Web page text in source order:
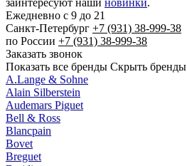
заинтересуют наши новинки.
Ежедневно с 9 до 21
Cанкт-Петербург +7 (931) 38-999-38
по России +7 (931) 38-999-38
Заказать звонок
Показать все бренды Скрыть бренды
A.Lange & Sohne
Alain Silberstein
Audemars Piguet
Bell & Ross
Blancpain
Bovet
Breguet